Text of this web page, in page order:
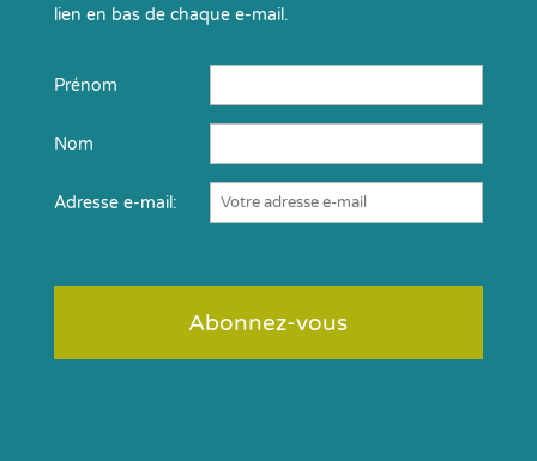
lien en bas de chaque e-mail.
Prénom
Nom
Adresse e-mail: